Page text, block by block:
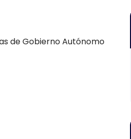
de Gobierno Autónomo